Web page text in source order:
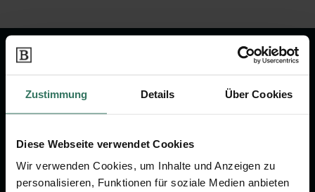
Zustimmung Details Über Cookies
Diese Webseite verwendet Cookies
Wir verwenden Cookies, um Inhalte und Anzeigen zu
personalisieren, Funktionen für soziale Medien anbieten
Wir sind Ihr Ansprechpartner rund
um das Thema Bestattung &
Vorsorge.
Jetzt beraten lassen